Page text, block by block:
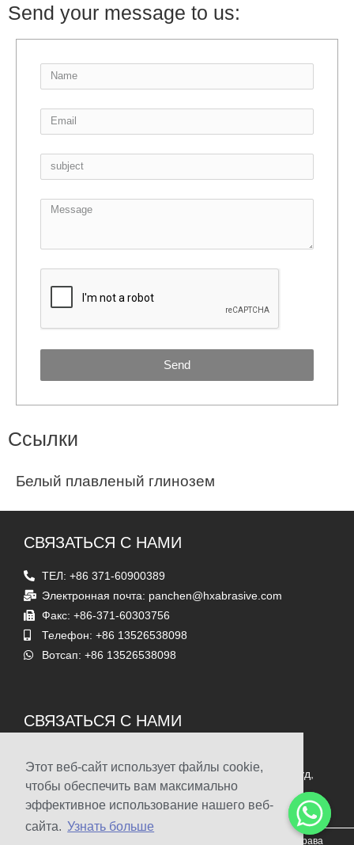
Этот веб-сайт использует файлы cookie,
чтобы обеспечить вам максимально
эффективное использование нашего веб-
сайта. Узнать больше
Send your message to us:
Send
Ссылки
Белый плавленый глинозем
СВЯЗАТЬСЯ С НАМИ
ТЕЛ: +86 371-60900389
Электронная почта: panchen@hxabrasive.com
Факс: +86-371-60303756
Телефон: +86 13526538098
Вотсап: +86 13526538098
СВЯЗАТЬСЯ С НАМИ
Комната 1903, Таймс-сквер Ясинь, Суншань Саут Роуд,
Чжэнчжоу, Китай
© 2009-2022 Чжэнчжоу Haixu Abrasives Co., Ltd. Авторские права